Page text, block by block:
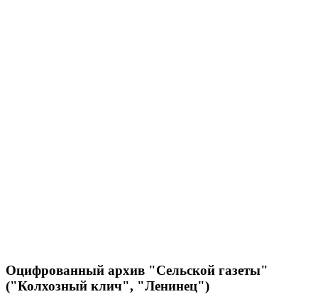
Оцифрованный архив "Сельской газеты"
("Колхозный клич", "Ленинец")